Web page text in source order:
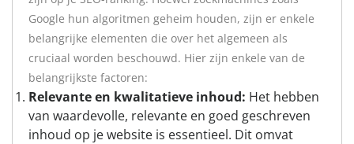
Google hun algoritmen geheim houden, zijn er enkele
belangrijke elementen die over het algemeen als
cruciaal worden beschouwd. Hier zijn enkele van de
belangrijkste factoren:
Relevante en kwalitatieve inhoud: Het hebben
van waardevolle, relevante en goed geschreven
inhoud op je website is essentieel. Dit omvat